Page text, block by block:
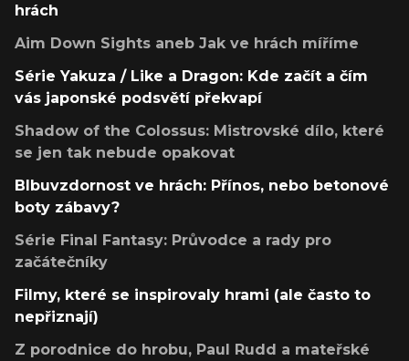
hrách
Aim Down Sights aneb Jak ve hrách míříme
Série Yakuza / Like a Dragon: Kde začít a čím
vás japonské podsvětí překvapí
Shadow of the Colossus: Mistrovské dílo, které
se jen tak nebude opakovat
Blbuvzdornost ve hrách: Přínos, nebo betonové
boty zábavy?
Série Final Fantasy: Průvodce a rady pro
začátečníky
Filmy, které se inspirovaly hrami (ale často to
nepřiznají)
Z porodnice do hrobu, Paul Rudd a mateřské